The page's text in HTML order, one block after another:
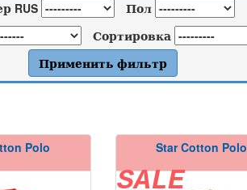
RUS
Пол
Сортировка
Polo Star Cotton Polo
SALE